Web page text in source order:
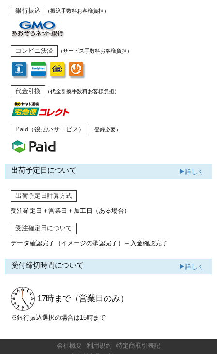
銀行振込 （振込手数料お客様負担）
コンビニ決済 （サービス手数料お客様負担）
代金引換 （代金引換手数料お客様負担）
Paid（後払いサービス） （登録必要）
出荷予定日について ▶詳しく
出荷予定日計算方式
受注確定日＋営業日＋加工日（ある場合）
受注確定日について
データ確認完了（イメージの承認完了） ＋入金確認完了
受付締切時間について ▶詳しく
17時まで （営業日のみ）
※銀行振込選択の場合は15時まで
会社概要 利用規約
特定商取引表記